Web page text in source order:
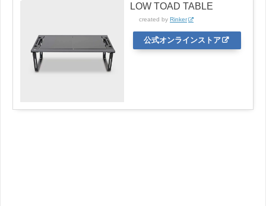
LOW TOAD TABLE
created by Rinker
公式オンラインストア